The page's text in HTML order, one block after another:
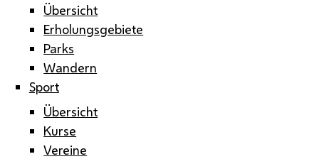
Übersicht
Erholungsgebiete
Parks
Wandern
Sport
Übersicht
Kurse
Vereine